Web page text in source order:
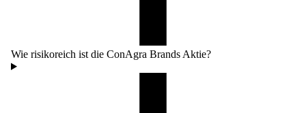
Wie risikoreich ist die ConAgra Brands Aktie?